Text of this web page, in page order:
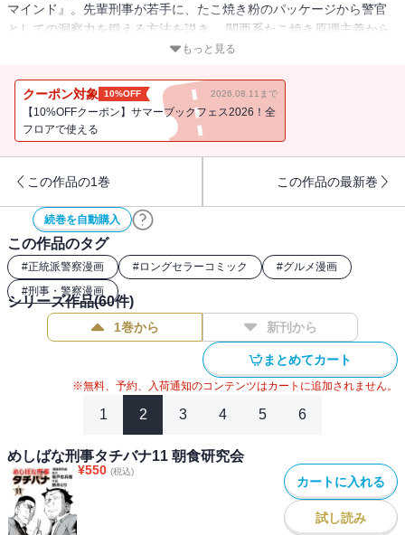
マインド』。先輩刑事が若手に、たこ焼き粉のパッケージから警官
としての洞察力を鍛える方法を説き、 関西系たこ焼き原理主義から
卒業する男が咆哮、辛味部がワールドワイドなたこ焼きを創作す
世界のたこ焼きの最前線を語る表題作ほか、チョコミント箱アイス2
択問題に揺れる女心を描く、満腹中枢直撃の12編！
もっと見る
クーポン対象 10%OFF 2026.08.11まで
【10%OFFクーポン】サマーブックフェス2026！全
フロアで使える
この作品の1巻 この作品の最新巻
続巻を自動購入
この作品のタグ
#正統派警察漫画 #ロングセラーコミック #グルメ漫画
#刑事・警察漫画
シリーズ作品(60件)
1巻から 新刊から
まとめてカート
※無料、予約、入荷通知のコンテンツはカートに追加されません。
1 2 3 4 5 6
めしばな刑事タチバナ11 朝食研究会
¥550 (税込)
カートに入れる
試し読み